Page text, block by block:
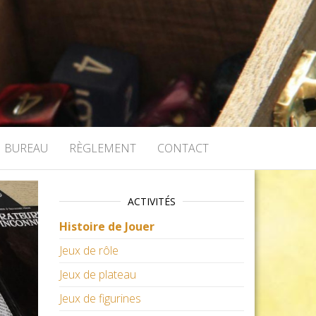
BUREAU RÈGLEMENT CONTACT
ACTIVITÉS
Histoire de Jouer
Jeux de rôle
Jeux de plateau
Jeux de figurines